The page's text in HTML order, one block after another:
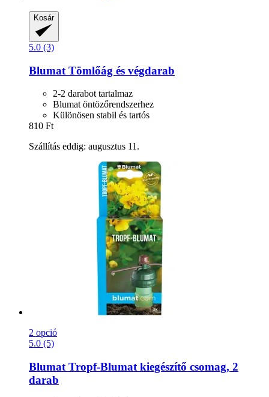
Kosár
5.0 (3)
Blumat Tömlőág és végdarab
2-2 darabot tartalmaz
Blumat öntözőrendszerhez
Különösen stabil és tartós
810 Ft
Szállítás eddig: augusztus 11.
2 opció
5.0 (5)
Blumat Tropf-​Blumat kiegészítő csomag, 2
darab